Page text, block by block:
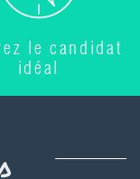
le candidat
idéal